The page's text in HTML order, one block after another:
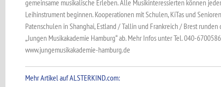
gemeinsame musikalische Erleben. Alle Musikinteressierten können
Leihinstrument beginnen. Kooperationen mit Schulen, KiTas und
Patenschulen in Shanghai, Estland / Tallin und Frankreich / Brest
„Jungen Musikakademie Hamburg“ ab. Mehr Infos unter Tel. 040-
www.jungemusikakademie-hamburg.de
Mehr Artikel auf ALSTERKIND.com: